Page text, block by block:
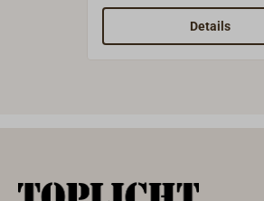
Rundgliederketten nach
766.Gussraue
Details